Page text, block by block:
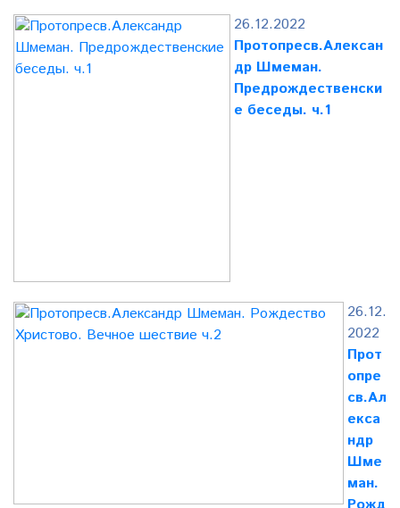
26.12.2022
Протопресв.Алексан
др Шмеман.
Предрождественски
е беседы. ч.1
26.12.
2022
Прот
опре
св.Ал
екса
ндр
Шме
ман.